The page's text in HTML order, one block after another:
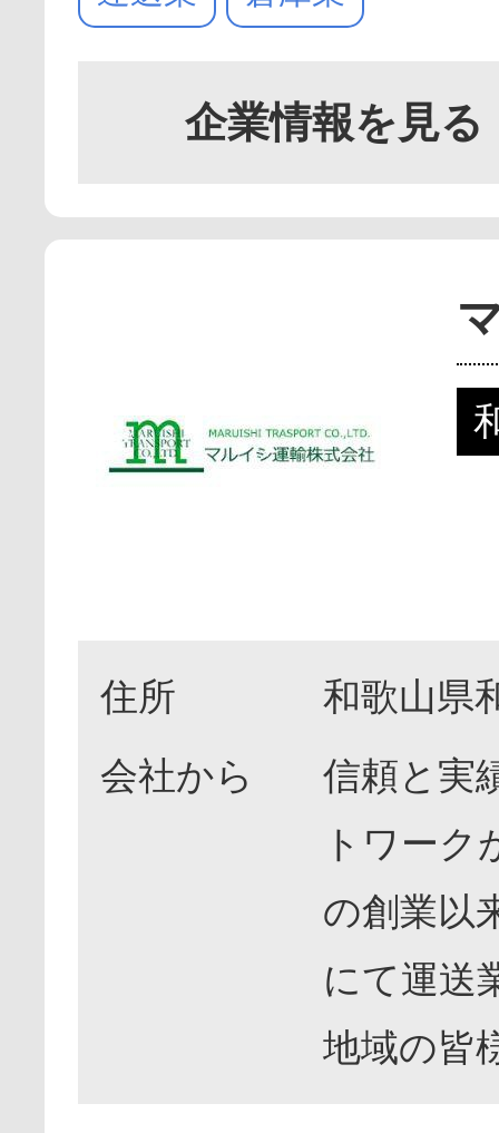
企業情報を見る
住所
和歌山県
会社から
信頼と実
トワーク
の創業以
にて運送
地域の皆